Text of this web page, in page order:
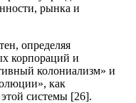
рынка и
определяя
корпораций и
колониализм» и
как
системы [26].